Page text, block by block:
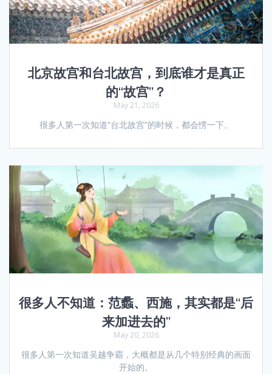
北京故宫和台北故宫，到底谁才是真正
的“故宫”？
May 21, 2026
很多人第一次知道“台北故宫”的时候，都会愣一下。
很多人不知道：范蠡、西施，其实都是“后
来加进去的”
May 20, 2026
很多人第一次知道吴越争霸，大概都是从几个特别经典的画面
开始的。